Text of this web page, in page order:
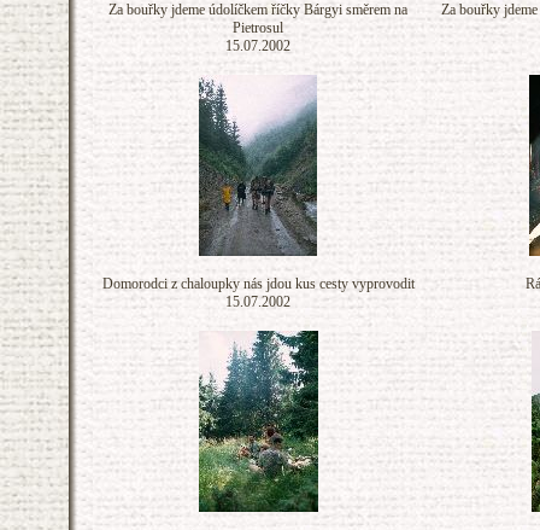
Za bouřky jdeme údolíčkem říčky Bárgyi směrem na
Pietrosul
15.07.2002
Za bouřky
Domorodci z chaloupky nás jdou kus cesty vyprovodit
15.07.2002